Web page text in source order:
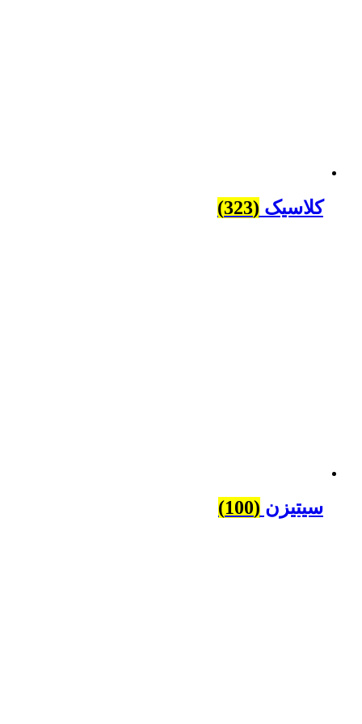
کلاسیک (323)
سیتیزن (100)